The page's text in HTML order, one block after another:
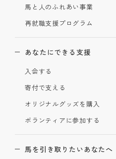
馬と人のふれあい事業
再就職支援プログラム
あなたにできる支援
入会する
寄付で支える
オリジナルグッズを購入
ボランティアに参加する
馬を引き取りたいあなたへ